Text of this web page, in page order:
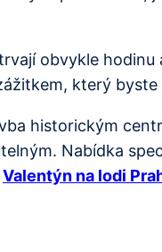
obvykle hodinu
který
historickým
Nabídka
Valentýn na lodi